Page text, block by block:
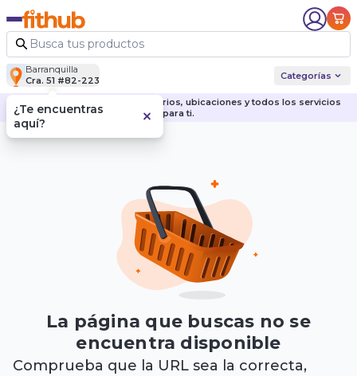
Barranquilla
Cra. 51 #82-223
Categorías
Descubre nuestras sedes, horarios, ubicaciones y todos los servicios
para ti.
La página que buscas no se
encuentra disponible
Comprueba que la URL sea la correcta,
¿Te encuentras
aquí?